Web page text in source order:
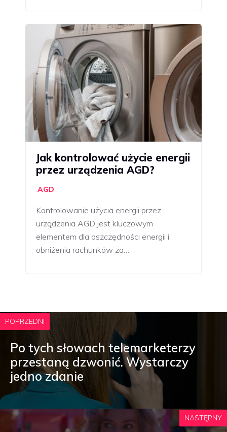
Jak kontrolować użycie energii
przez urządzenia AGD?
AGD
Kontrolowanie użycia energii przez
urządzenia AGD jest kluczowym
elementem dla oszczędności energii i
obniżenia rachunków za…
POPRZEDNI
Po tych słowach telemarketerzy
przestaną dzwonić. Wystarczy
jedno zdanie
NASTĘPNY